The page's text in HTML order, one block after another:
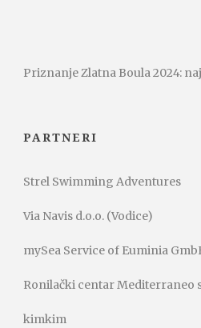
Priznanje Zlatna Boula 2024:
PARTNERI
Strel Swimming Adventures
Via Navis d.o.o. (Vodice)
mySea Service of Euminia
Ronilački centar Mediterraneo
kimkim